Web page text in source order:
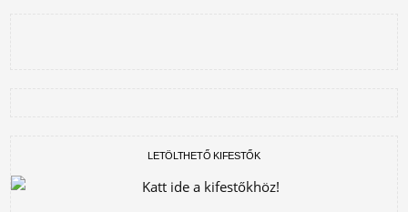
LETÖLTHETŐ KIFESTŐK